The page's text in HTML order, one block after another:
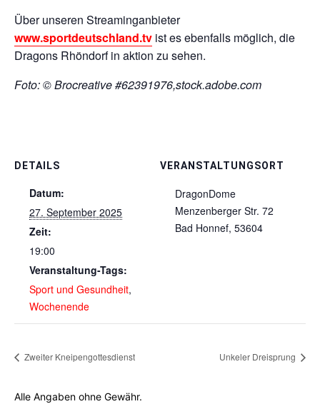
Über unseren Streaminganbieter
www.sportdeutschland.tv ist es ebenfalls möglich, die
Dragons Rhöndorf in aktion zu sehen.
Foto: © Brocreative #62391976,stock.adobe.com
DETAILS
Datum:
27. September 2025
Zeit:
19:00
Veranstaltung-Tags:
Sport und Gesundheit,
Wochenende
VERANSTALTUNGSORT
DragonDome
Menzenberger Str. 72
Bad Honnef, 53604
Zweiter Kneipengottesdienst Unkeler Dreisprung
Alle Angaben ohne Gewähr.